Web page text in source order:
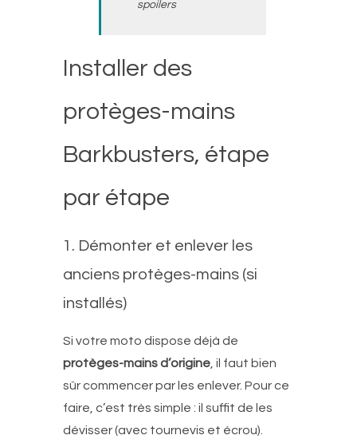
spoilers
Installer des
protèges-mains
Barkbusters, étape
par étape
1. Démonter et enlever les
anciens protèges-mains (si
installés)
Si votre moto dispose déjà de
protèges-mains d’origine, il faut bien
sûr commencer par les enlever. Pour ce
faire, c’est très simple : il suffit de les
dévisser (avec tournevis et écrou).